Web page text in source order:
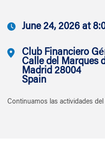
June 24, 2026 at
Club Financiero
Calle del Marques
Madrid 28004
Spain
Continuamos las actividades